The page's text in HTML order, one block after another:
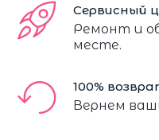
Сервисный
Ремонт и
месте.
100%
Вернем